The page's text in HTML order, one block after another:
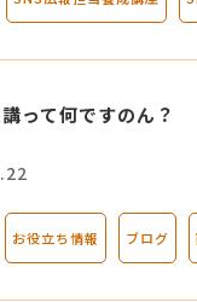
って何ですのん？
お役立ち情報 ブログ